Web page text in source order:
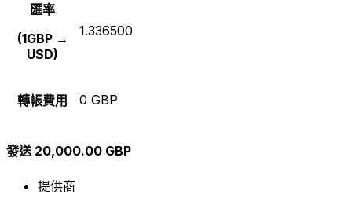
匯率
(1GBP →
USD)
1.336500
轉帳費用 0 GBP
發送 20,000.00 GBP
提供商